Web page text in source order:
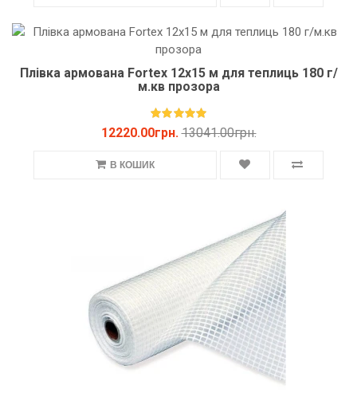
Плівка армована Fortex 12х15 м для теплиць 180 г/
м.кв прозора
12220.00грн. 13041.00грн.
В КОШИК